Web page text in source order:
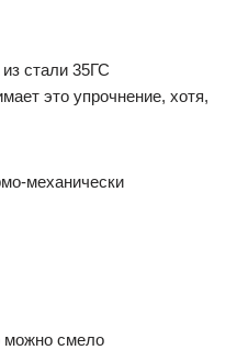
стали 35ГС
это упрочнение, хотя,
механически
можно смело